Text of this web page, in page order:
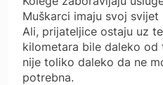
Muškarci imaju svoj svijet
Ali, prijateljice ostaju uz
kilometara bile daleko od
nije toliko daleko da ne
potrebna.